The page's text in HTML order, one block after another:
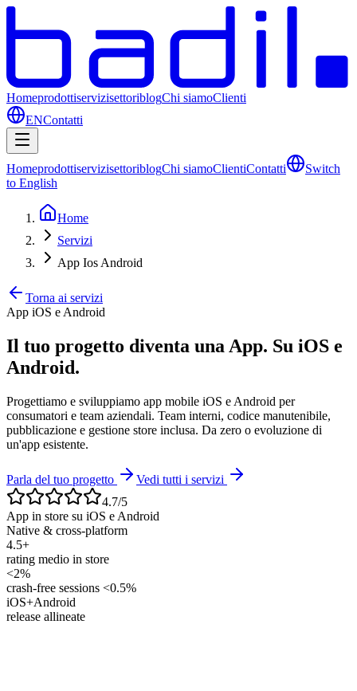
HomeprodottiservizisettoriblogChi siamoClienti
ENContatti
HomeprodottiservizisettoriblogChi siamoClientiContatti
Switch
to English
Home
Servizi
App Ios Android
Torna ai servizi
App iOS e Android
Il tuo progetto diventa una App. Su iOS e
Android.
Progettiamo e sviluppiamo app mobile iOS e Android per
consumatori e team aziendali. Team interni, codice manutenibile,
pubblicazione e gestione store inclusa. Da zero o evoluzione di
un'app esistente.
Parla del tuo progetto
Vedi tutti i servizi
4.7/5
App in store su iOS e Android
Native & cross-platform
4.5+
rating medio in store
<2%
crash-free sessions <0.5%
iOS+Android
release allineate